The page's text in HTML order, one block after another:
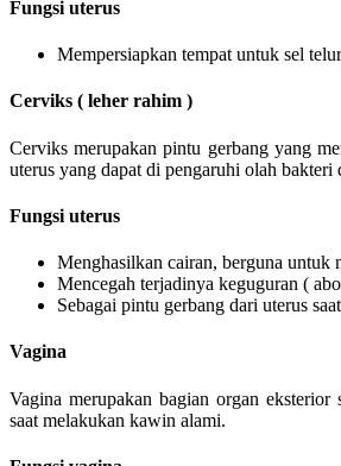
Fungsi uterus
Mempersiapkan tempat untuk sel
Cerviks ( leher rahim )
Cerviks merupakan pintu gerbang yang
uterus yang dapat di pengaruhi olah
Fungsi uterus
Menghasilkan cairan, berguna untuk
Mencegah terjadinya keguguran (
Sebagai pintu gerbang dari uterus
Vagina
Vagina merupakan bagian organ
saat melakukan kawin alami.